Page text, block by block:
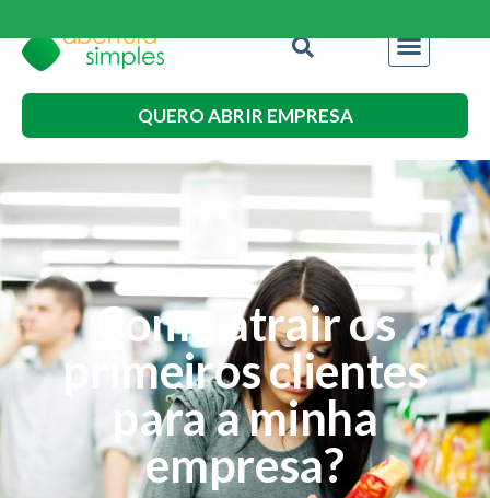
QUERO ABRIR EMPRESA
Como atrair os
primeiros clientes
para a minha
empresa?